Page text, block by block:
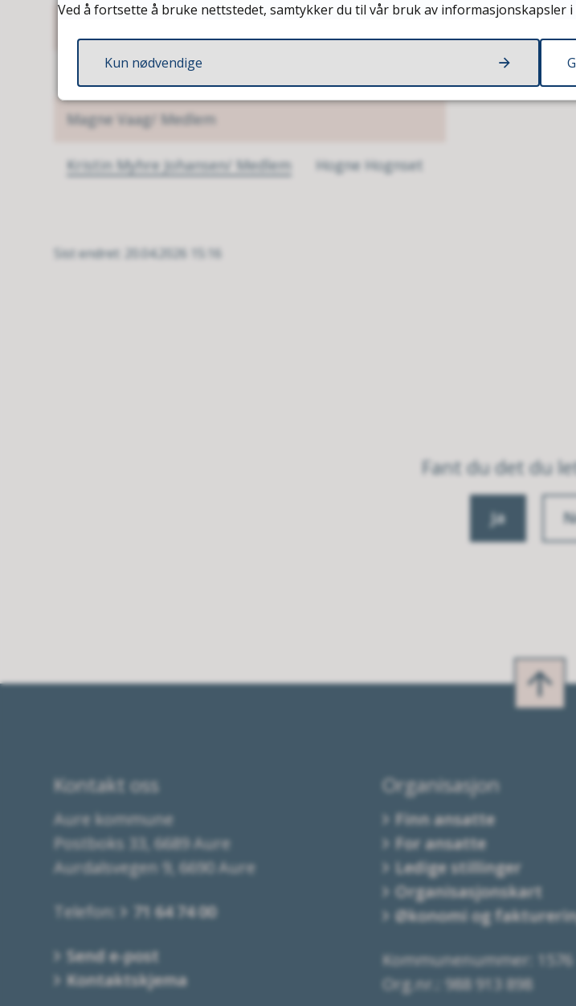
Elisabeth Halsbog/ Medlem
Magne Vaag/ Medlem
Kristin Myhre Johansen/ Medlem Hogne Hognset
Sist endret 20.04.2026 15:16
Fant du det du
Ja
Kontakt oss
Aure kommune
Postboks 33, 6689 Aure
Aurdalsvegen 9, 6690 Aure
Telefon: 71 64 74 00
Send e-post
Kontaktskjema
Organisasjon
Finn ansatte
For ansatte
Ledige stillinger
Organisasjonskart
Økonomi og
Kommunenummer: 1576
Org.nr.: 988 913 898
Ved å fortsette å bruke nettstedet, samtykker du til vår bruk av informasjonskapsler
Kun nødvendige